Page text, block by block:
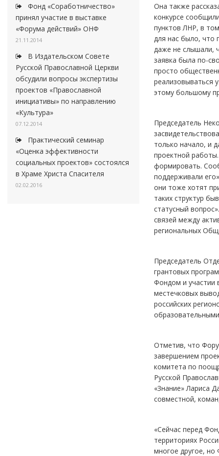
Фонд «Соработничество»
принял участие в выставке
«Форума действий» ОНФ
21.11.2014
В Издательском Совете
Русской Православной Церкви
обсудили вопросы экспертизы
проектов «Православной
инициативы» по направлению
«Культура»
07.12.2014
Практический семинар
«Оценка эффективности
социальных проектов» состоялся
в Храме Христа Спасителя
02.02.2016
Она также
конкурсе
пунктов ЛНР, в
для нас было, что
даже не слышали,
заявка была по-
просто
реализовываться
этому большому
Председатель
только начало, и
проектной
формировать.
поддерживали
они тоже хотят
таких структур
статусный
связей между
региональных
Председатель
грантовых
Фондом и участии
местечковых
российских
Отметив, что
завершением
комитета по
Русской
«Знание» Лариса
совместной,
«Сейчас перед
территориях
многое другое,